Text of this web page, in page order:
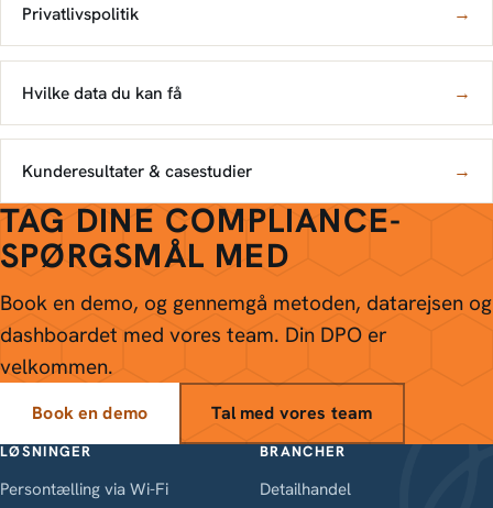
Privatlivspolitik →
Hvilke data du kan få →
Kunderesultater & casestudier →
TAG DINE COMPLIANCE-
SPØRGSMÅL MED
Book en demo, og gennemgå metoden, datarejsen og
dashboardet med vores team. Din DPO er
velkommen.
Book en demo Tal med vores team
LØSNINGER
Persontælling via Wi-Fi
BRANCHER
Detailhandel